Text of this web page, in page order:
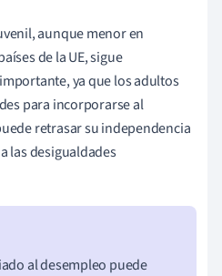
aunque menor en
de la UE, sigue
ya que los adultos
para incorporarse al
retrasar su independencia
las desigualdades
al desempleo puede